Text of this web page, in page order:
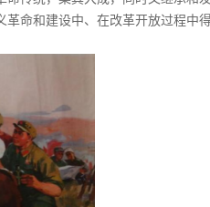
命和建设中、在改革开放过程中